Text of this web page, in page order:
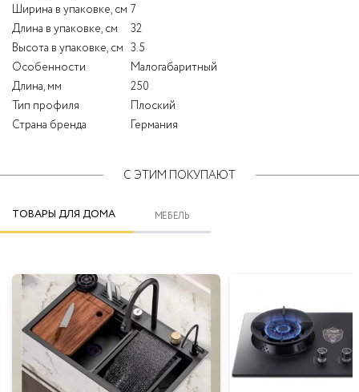
Ширина в упаковке, см 7
Длина в упаковке, см
32
Высота в упаковке, см 3.5
Особенности
Малогабаритный
Длина, мм
250
Тип профиля
Плоский
Страна бренда
Германия
С ЭТИМ ПОКУПАЮТ
ТОВАРЫ ДЛЯ ДОМА МЕБЕЛЬ